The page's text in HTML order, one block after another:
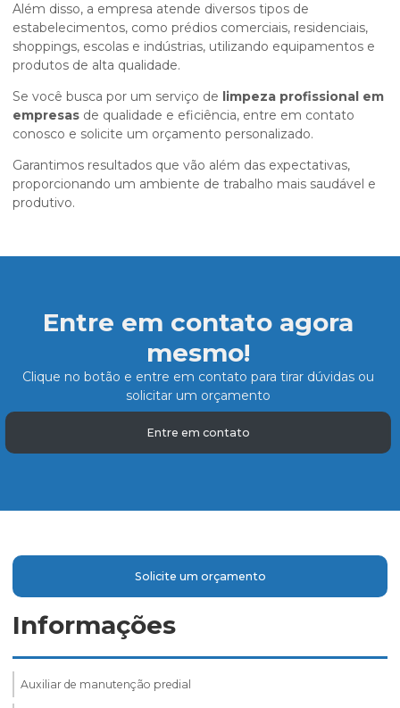
Além disso, a empresa atende diversos tipos de
estabelecimentos, como prédios comerciais, residenciais,
shoppings, escolas e indústrias, utilizando equipamentos e
produtos de alta qualidade.
Se você busca por um serviço de limpeza profissional em
empresas de qualidade e eficiência, entre em contato
conosco e solicite um orçamento personalizado.
Garantimos resultados que vão além das expectativas,
proporcionando um ambiente de trabalho mais saudável e
produtivo.
Entre em contato agora
mesmo!
Clique no botão e entre em contato para tirar dúvidas ou
solicitar um orçamento
Entre em contato
Solicite um orçamento
Informações
Auxiliar de manutenção predial